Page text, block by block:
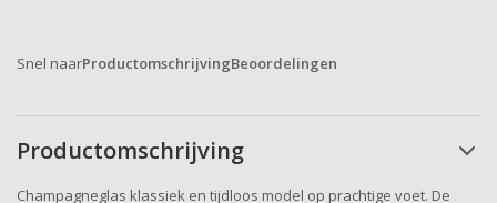
Snel naarProductomschrijvingBeoordelingen
Productomschrijving
Champagneglas klassiek en tijdloos model op prachtige voet. De